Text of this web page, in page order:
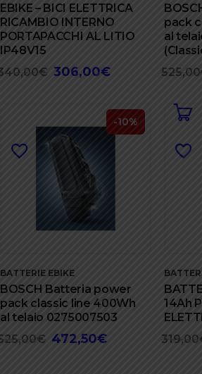
EBIKE – BICI ELETTRICA
RICAMBIO INTERNO
PORTAPACCHI AL LITIO
IP48V15
€ Il
340,00€.
306,00€
è:
306,00€.
pack
al
525,00
-10%
BATTERIE EBIKE
BOSCH Batteria power
pack classic line 400Wh
al telaio 0275007503
€ Il
472,50€
14Ah
319,00